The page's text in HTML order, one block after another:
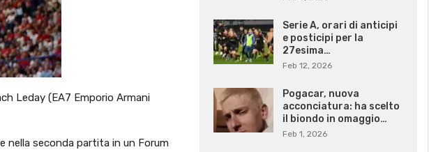
Leday (EA7 Emporio Armani
nella seconda partita in un Forum
Serie A, orari di anticipi
e posticipi per la
27esima…
Feb 12, 2026
Pogacar, nuova
acconciatura: ha scelto
il biondo in omaggio…
Feb 1, 2026